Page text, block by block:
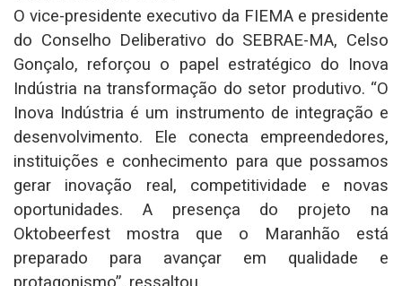
O vice-presidente executivo da FIEMA e presidente
do Conselho Deliberativo do SEBRAE-MA, Celso
Gonçalo, reforçou o papel estratégico do Inova
Indústria na transformação do setor produtivo. “O
Inova Indústria é um instrumento de integração e
desenvolvimento. Ele conecta empreendedores,
instituições e conhecimento para que possamos
gerar inovação real, competitividade e novas
oportunidades. A presença do projeto na
Oktobeerfest mostra que o Maranhão está
preparado para avançar em qualidade e